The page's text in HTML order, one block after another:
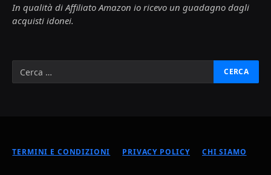
In qualità di Affiliato Amazon io ricevo un guadagno dagli
acquisti idonei.
TERMINI E CONDIZIONI PRIVACY POLICY CHI SIAMO